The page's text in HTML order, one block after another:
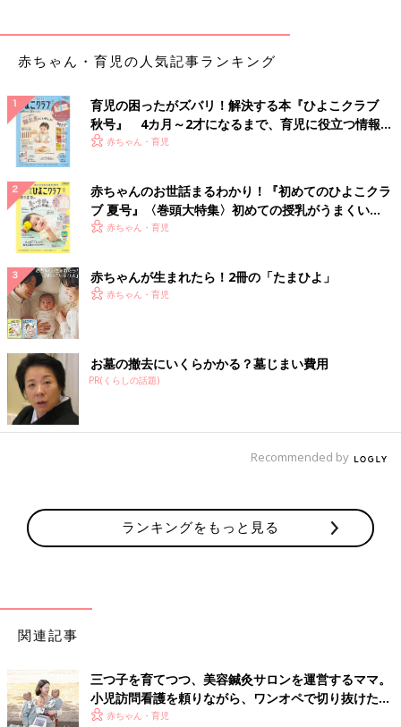
赤ちゃん・育児の人気記事ランキング
育児の困ったがズバリ！解決する本『ひよこクラブ
秋号』 4カ月～2才になるまで、育児に役立つ情報が
いっぱい！
赤ちゃん・育児
赤ちゃんのお世話まるわかり！『初めてのひよこクラ
ブ 夏号』〈巻頭大特集〉初めての授乳がうまくい
く！ おっぱい・ミルクの基本と夏のトラブル 解決テ
赤ちゃん・育児
赤ちゃんが生まれたら！2冊の「たまひよ」
赤ちゃん・育児
お墓の撤去にいくらかかる？墓じまい費用
PR(くらしの話題)
Recommended by
ランキングをもっと見る
関連記事
三つ子を育てつつ、美容鍼灸サロンを運営するママ。
小児訪問看護を頼りながら、ワンオペで切り抜けた赤
ちゃん育児！【多胎インタビュー・後編】
赤ちゃん・育児